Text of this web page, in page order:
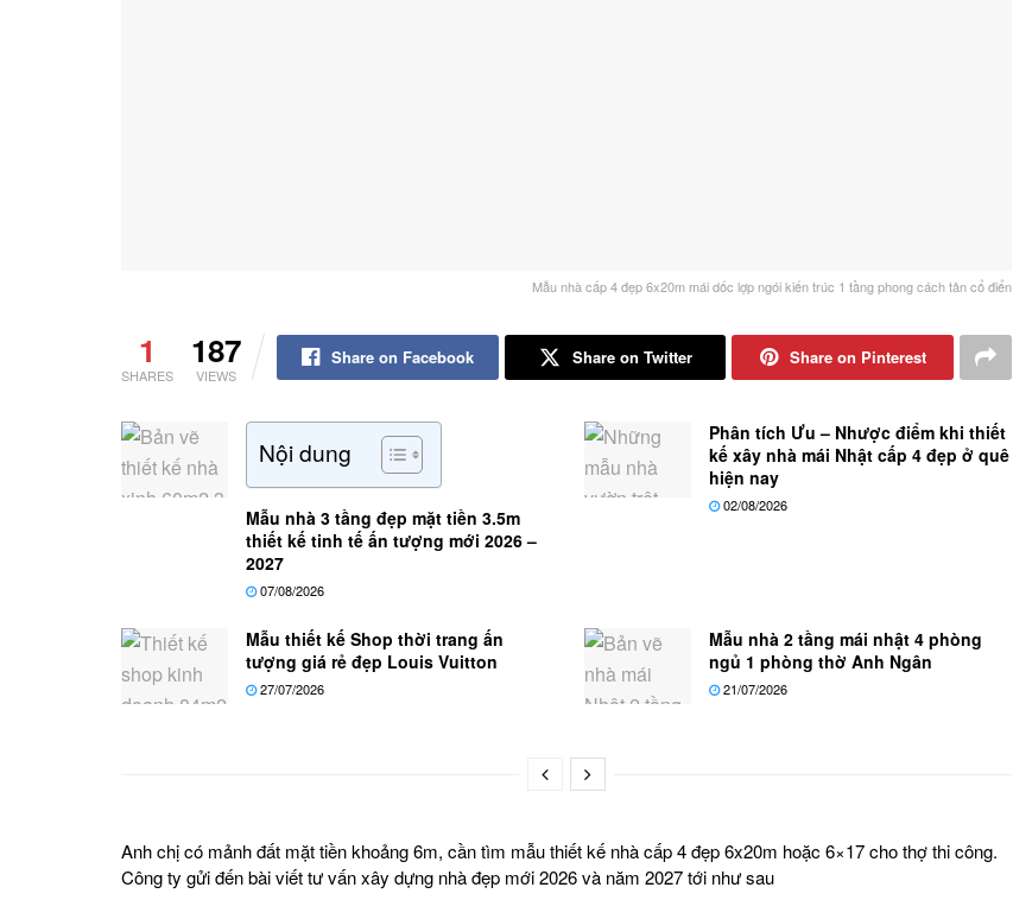
Mẫu nhà cấp 4 đẹp 6x20m mái dốc lợp ngói kiến trúc 1 tầng phong cách tân cổ điển
1
SHARES
187
VIEWS
Share on Facebook Share on Twitter Share on Pinterest
Nội dung
Mẫu nhà 3 tầng đẹp mặt tiền 3.5m
thiết kế tinh tế ấn tượng mới 2026 –
2027
07/08/2026
Phân tích Ưu – Nhược điểm khi thiết
kế xây nhà mái Nhật cấp 4 đẹp ở quê
hiện nay
02/08/2026
Mẫu thiết kế Shop thời trang ấn
tượng giá rẻ đẹp Louis Vuitton
27/07/2026
Mẫu nhà 2 tầng mái nhật 4 phòng
ngủ 1 phòng thờ Anh Ngân
21/07/2026
Anh chị có mảnh đất mặt tiền khoảng 6m, cần tìm mẫu thiết kế nhà cấp 4 đẹp 6x20m hoặc 6×17 cho thợ thi công.
Công ty gửi đến bài viết tư vấn xây dựng nhà đẹp mới 2026 và năm 2027 tới như sau